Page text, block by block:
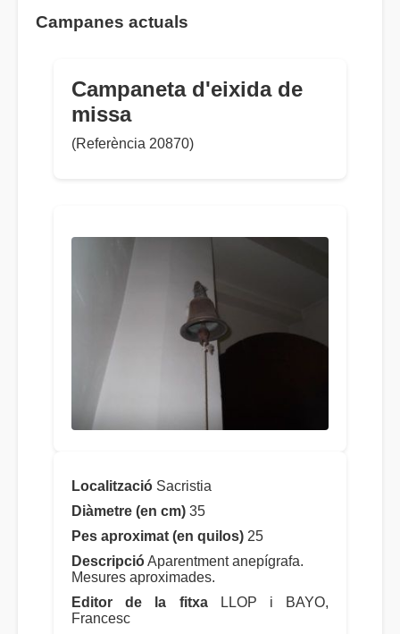
Campanes actuals
Campaneta d'eixida de
missa
(Referència 20870)
Localització Sacristia
Diàmetre (en cm) 35
Pes aproximat (en quilos) 25
DescripcióAparentment anepígrafa.
Mesures aproximades.
Editor de la fitxaLLOP i BAYO,
Francesc